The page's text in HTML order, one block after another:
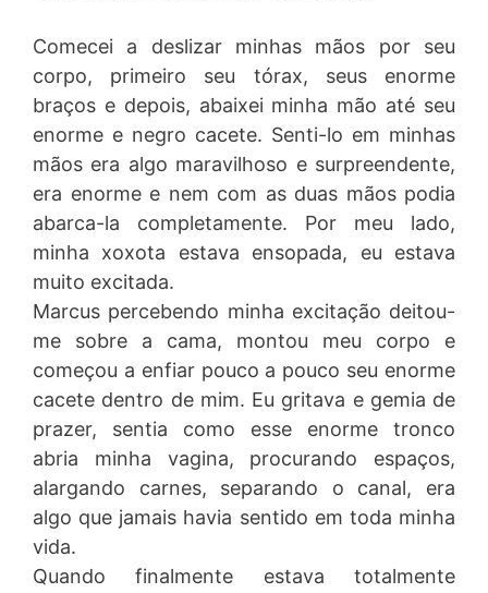
Comecei a deslizar minhas mãos por seu
corpo, primeiro seu tórax, seus enorme
braços e depois, abaixei minha mão até seu
enorme e negro cacete. Senti-lo em minhas
mãos era algo maravilhoso e surpreendente,
era enorme e nem com as duas mãos podia
abarca-la completamente. Por meu lado,
minha xoxota estava ensopada, eu estava
muito excitada.
Marcus percebendo minha excitação deitou-
me sobre a cama, montou meu corpo e
começou a enfiar pouco a pouco seu enorme
cacete dentro de mim. Eu gritava e gemia de
prazer, sentia como esse enorme tronco
abria minha vagina, procurando espaços,
alargando carnes, separando o canal, era
algo que jamais havia sentido em toda minha
vida.
Quando finalmente estava totalmente